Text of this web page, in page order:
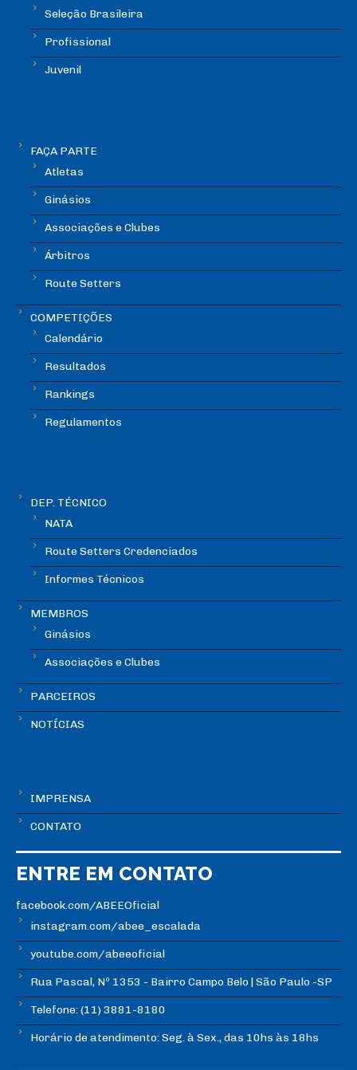
Seleção Brasileira
Profissional
Juvenil
FAÇA PARTE
Atletas
Ginásios
Associações e Clubes
Árbitros
Route Setters
COMPETIÇÕES
Calendário
Resultados
Rankings
Regulamentos
DEP. TÉCNICO
NATA
Route Setters Credenciados
Informes Técnicos
MEMBROS
Ginásios
Associações e Clubes
PARCEIROS
NOTÍCIAS
IMPRENSA
CONTATO
ENTRE EM CONTATO
facebook.com/ABEEOficial
instagram.com/abee_escalada
youtube.com/abeeoficial
Rua Pascal, Nº 1353 - Bairro Campo Belo | São Paulo -SP
Telefone: (11) 3881-8180
Horário de atendimento: Seg. à Sex., das 10hs às 18hs